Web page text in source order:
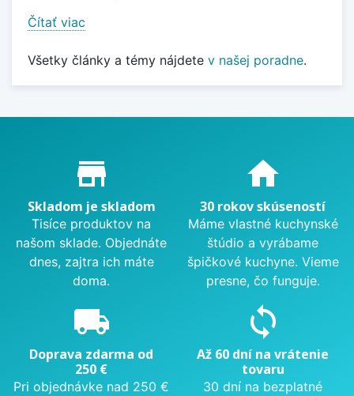
Čítať viac
Všetky články a témy nájdete v našej poradne.
Proč nakupovat u nás?
store_mall_directory
Skladom je skladom
Tisíce produktov na
našom sklade. Objednáte
dnes, zajtra ich máte
doma.
home
30 rokov skúseností
Máme vlastné kuchynské
štúdio a vyrábame
špičkové kuchyne. Vieme
presne, čo funguje.
local_shipping
Doprava zdarma od
250 €
Pri objednávke nad 250 €
sync
Až 60 dní na vrátenie
tovaru
30 dní na bezplatné